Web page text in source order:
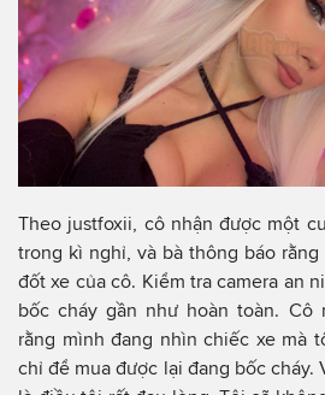
Theo justfoxii, cô nhận được một
trong kì nghỉ, và bà thông báo
đốt xe của cô. Kiểm tra camera an
bốc cháy gần như hoàn toàn. Cô
rằng mình đang nhìn chiếc xe mà
chỉ để mua được lại đang bốc cháy.